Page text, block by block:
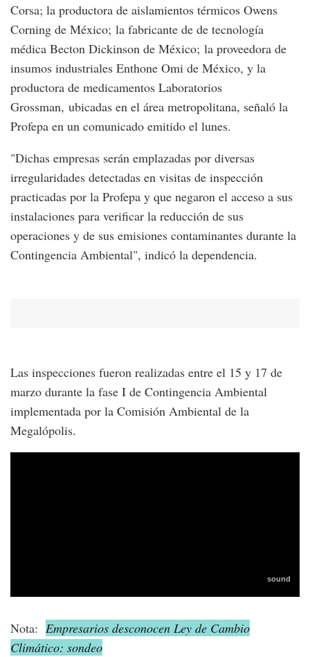
Corsa; la productora de aislamientos térmicos Owens
Corning de México; la fabricante de de tecnología
médica Becton Dickinson de México; la proveedora de
insumos industriales Enthone Omi de México, y la
productora de medicamentos Laboratorios
Grossman, ubicadas en el área metropolitana, señaló la
Profepa en un comunicado emitido el lunes.
"Dichas empresas serán emplazadas por diversas
irregularidades detectadas en visitas de inspección
practicadas por la Profepa y que negaron el acceso a sus
instalaciones para verificar la reducción de sus
operaciones y de sus emisiones contaminantes durante la
Contingencia Ambiental", indicó la dependencia.
Las inspecciones fueron realizadas entre el 15 y 17 de
marzo durante la fase I de Contingencia Ambiental
implementada por la Comisión Ambiental de la
Megalópolis.
Nota: Empresarios desconocen Ley de Cambio
Climático: sondeo